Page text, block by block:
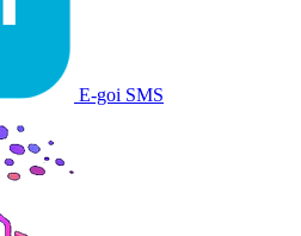
E-goi SMS